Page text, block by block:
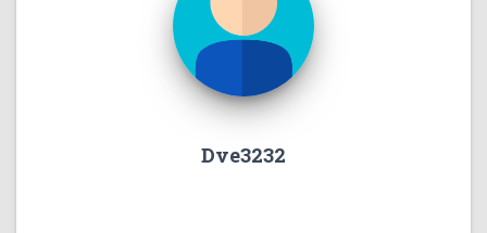
Dve3232